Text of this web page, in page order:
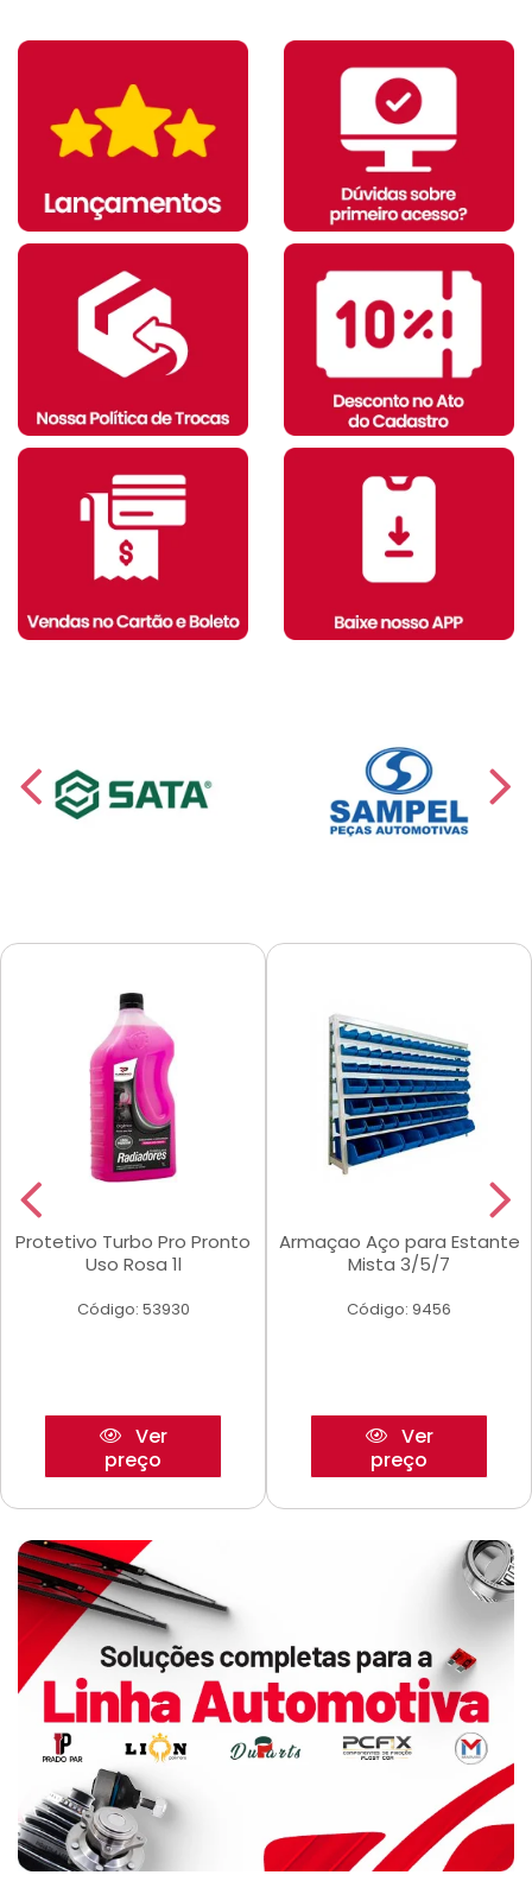
Protetivo Turbo Pro Pronto
Uso Rosa 1l
Código: 53930
Ver
preço
Armaçao Aço para Estante
Mista 3/5/7
Código: 9456
Ver
preço